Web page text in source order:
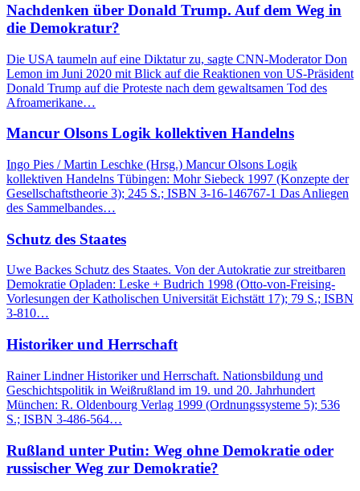
Nachdenken über Donald Trump. Auf dem Weg in
die Demokratur?
Die USA taumeln auf eine Diktatur zu, sagte CNN-Moderator Don
Lemon im Juni 2020 mit Blick auf die Reaktionen von US-Präsident
Donald Trump auf die Proteste nach dem gewaltsamen Tod des
Afroamerikane…
Mancur Olsons Logik kollektiven Handelns
Ingo Pies / Martin Leschke (Hrsg.) Mancur Olsons Logik
kollektiven Handelns Tübingen: Mohr Siebeck 1997 (Konzepte der
Gesellschaftstheorie 3); 245 S.; ISBN 3-16-146767-1 Das Anliegen
des Sammelbandes…
Schutz des Staates
Uwe Backes Schutz des Staates. Von der Autokratie zur streitbaren
Demokratie Opladen: Leske + Budrich 1998 (Otto-von-Freising-
Vorlesungen der Katholischen Universität Eichstätt 17); 79 S.; ISBN
3-810…
Historiker und Herrschaft
Rainer Lindner Historiker und Herrschaft. Nationsbildung und
Geschichtspolitik in Weißrußland im 19. und 20. Jahrhundert
München: R. Oldenbourg Verlag 1999 (Ordnungssysteme 5); 536
S.; ISBN 3-486-564…
Rußland unter Putin: Weg ohne Demokratie oder
russischer Weg zur Demokratie?